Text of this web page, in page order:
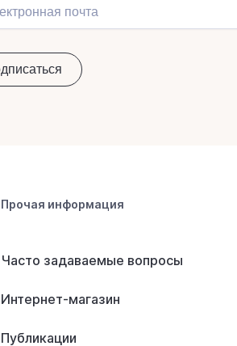
Прочая информация
Часто задаваемые вопросы
Интернет-магазин
Публикации